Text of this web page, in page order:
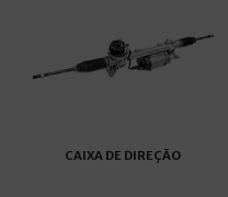
CAIXA DE DIREÇÃO